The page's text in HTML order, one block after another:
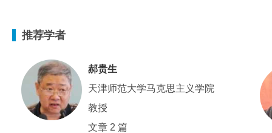
推荐学者
郝贵生
天津师范大学马克思主义学院
教授
文章 2 篇